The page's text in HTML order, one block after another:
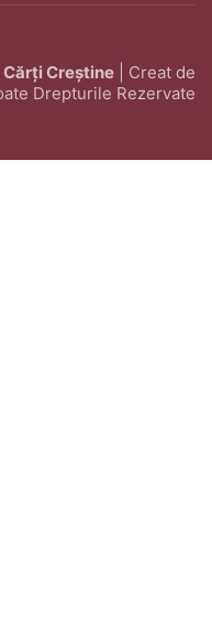
Cărți Creștine | Creat de
Drepturile Rezervate